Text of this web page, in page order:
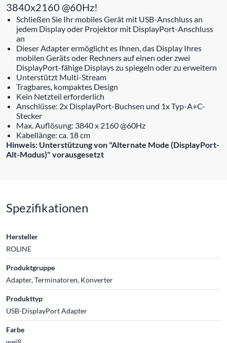
3840x2160 @60Hz!
Schließen Sie Ihr mobiles Gerät mit USB-Anschluss an
jedem Display oder Projektor mit DisplayPort-Anschluss
an
Dieser Adapter ermöglicht es Ihnen, das Display Ihres
mobilen Geräts oder Rechners auf einen oder zwei
DisplayPort-fähige Displays zu spiegeln oder zu erweitern
Unterstützt Multi-Stream
Tragbares, kompaktes Design
Kein Netzteil erforderlich
Anschlüsse: 2x DisplayPort-Buchsen und 1x Typ-A+C-
Stecker
Max. Auflösung: 3840 x 2160 @60Hz
Kabellänge: ca. 18 cm
Hinweis: Unterstützung von "Alternate Mode (DisplayPort-
Alt-Modus)" vorausgesetzt
Spezifikationen
Hersteller
ROLINE
Produktgruppe
Adapter, Terminatoren, Konverter
Produkttyp
USB-DisplayPort Adapter
Farbe